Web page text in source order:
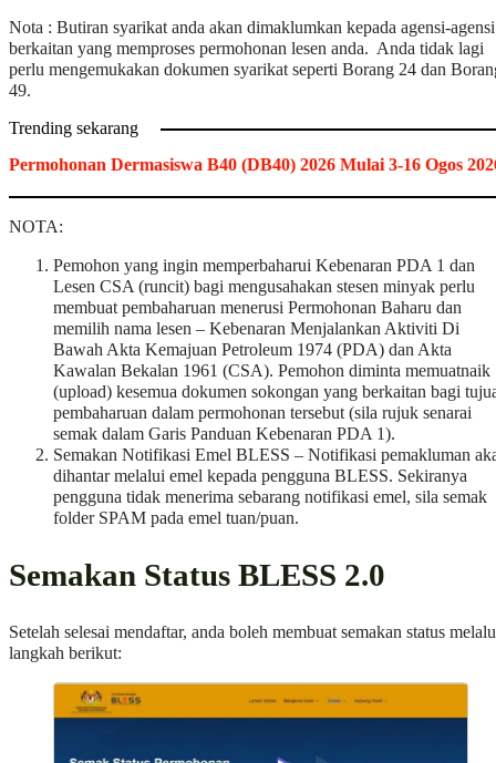
Nota : Butiran syarikat anda akan dimaklumkan kepada agensi-agensi
berkaitan yang memproses permohonan lesen anda. Anda tidak lagi
perlu mengemukakan dokumen syarikat seperti Borang 24 dan
49.
Trending sekarang
Permohonan Dermasiswa B40 (DB40) 2026 Mulai 3-16 Ogos
NOTA:
Pemohon yang ingin memperbaharui Kebenaran PDA 1 dan
Lesen CSA (runcit) bagi mengusahakan stesen minyak perlu
membuat pembaharuan menerusi Permohonan Baharu dan
memilih nama lesen – Kebenaran Menjalankan Aktiviti Di
Bawah Akta Kemajuan Petroleum 1974 (PDA) dan Akta
Kawalan Bekalan 1961 (CSA). Pemohon diminta memuatnaik
(upload) kesemua dokumen sokongan yang berkaitan bagi
pembaharuan dalam permohonan tersebut (sila rujuk senarai
semak dalam Garis Panduan Kebenaran PDA 1).
Semakan Notifikasi Emel BLESS – Notifikasi pemakluman
dihantar melalui emel kepada pengguna BLESS. Sekiranya
pengguna tidak menerima sebarang notifikasi emel, sila semak
folder SPAM pada emel tuan/puan.
Semakan Status BLESS 2.0
Setelah selesai mendaftar, anda boleh membuat semakan status
langkah berikut: